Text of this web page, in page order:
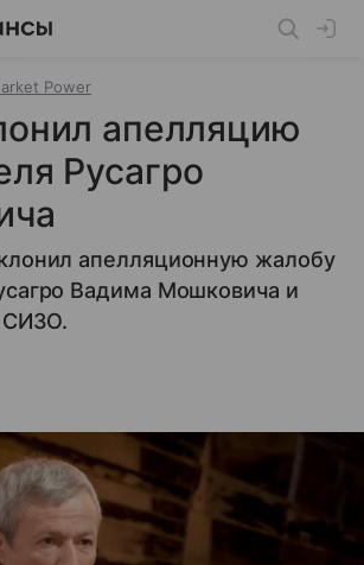
Power
апелляцию
Русагро
апелляционную жалобу
Вадима Мошковича и
СИЗО.